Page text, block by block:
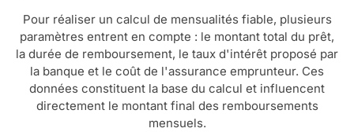
Pour réaliser un calcul de mensualités fiable, plusieurs
paramètres entrent en compte : le montant total du prêt,
la durée de remboursement, le taux d'intérêt proposé par
la banque et le coût de l'assurance emprunteur. Ces
données constituent la base du calcul et influencent
directement le montant final des remboursements
mensuels.